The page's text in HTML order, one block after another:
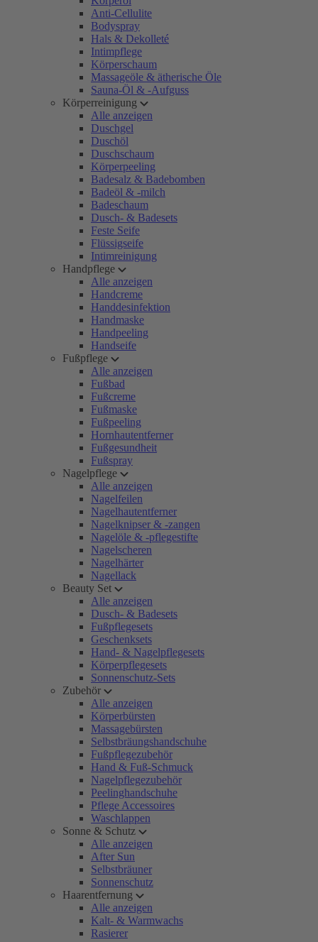
Anti-Cellulite
Bodyspray
Hals & Dekolleté
Intimpflege
Körperschaum
Massageöle & ätherische Öle
Sauna-Öl & -Aufguss
Körperreinigung
Alle anzeigen
Duschgel
Duschöl
Duschschaum
Körperpeeling
Badesalz & Badebomben
Badeöl & -milch
Badeschaum
Dusch- & Badesets
Feste Seife
Flüssigseife
Intimreinigung
Handpflege
Alle anzeigen
Handcreme
Handdesinfektion
Handmaske
Handpeeling
Handseife
Fußpflege
Alle anzeigen
Fußbad
Fußcreme
Fußmaske
Fußpeeling
Hornhautentferner
Fußgesundheit
Fußspray
Nagelpflege
Alle anzeigen
Nagelfeilen
Nagelhautentferner
Nagelknipser & -zangen
Nagelöle & -pflegestifte
Nagelscheren
Nagelhärter
Nagellack
Beauty Set
Alle anzeigen
Dusch- & Badesets
Fußpflegesets
Geschenksets
Hand- & Nagelpflegesets
Körperpflegesets
Sonnenschutz-Sets
Zubehör
Alle anzeigen
Körperbürsten
Massagebürsten
Selbstbräungshandschuhe
Fußpflegezubehör
Hand & Fuß-Schmuck
Nagelpflegezubehör
Peelinghandschuhe
Pflege Accessoires
Waschlappen
Sonne & Schutz
Alle anzeigen
After Sun
Selbstbräuner
Sonnenschutz
Haarentfernung
Alle anzeigen
Kalt- & Warmwachs
Rasierer